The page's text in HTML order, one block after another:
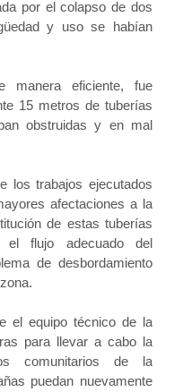
por el colapso de dos
y uso se habían
manera eficiente, fue
15 metros de tuberías
obstruidas y en mal
los trabajos ejecutados
afectaciones a la
de estas tuberías
el flujo adecuado del
de desbordamiento
el equipo técnico de la
para llevar a cabo la
comunitarios de la
puedan nuevamente